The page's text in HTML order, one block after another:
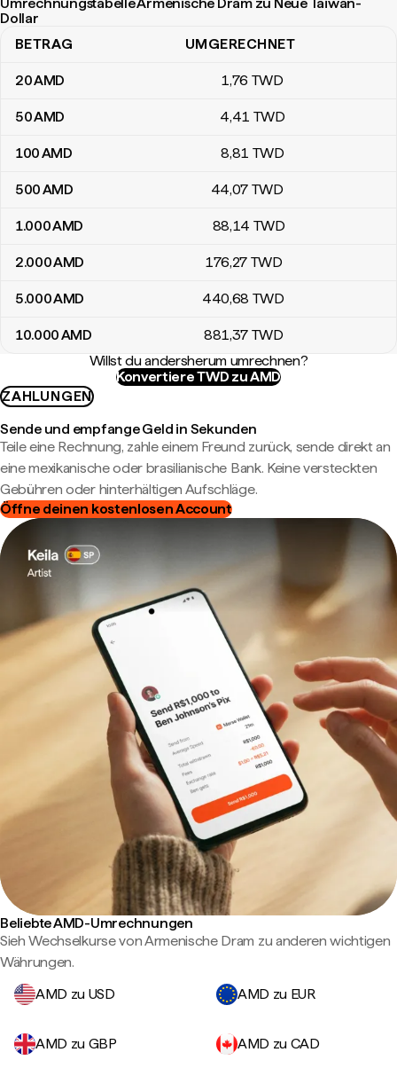
Dollar
Umrechnungstabelle Armenische Dram zu Neue Taiwan-Dollar
BETRAG UMGERECHNET
20AMD 1,76 TWD
50AMD 4,41 TWD
100AMD 8,81 TWD
500AMD 44,07 TWD
1.000AMD 88,14 TWD
2.000AMD 176,27 TWD
5.000AMD 440,68 TWD
10.000AMD 881,37 TWD
Willst du andersherum umrechnen?
Konvertiere TWD zu AMD
ZAHLUNGEN
Sende und empfange Geld in Sekunden
Teile eine Rechnung, zahle einem Freund zurück, sende direkt an
eine mexikanische oder brasilianische Bank. Keine versteckten
Gebühren oder hinterhältigen Aufschläge.
Öffne deinen kostenlosen Account
Beliebte AMD-Umrechnungen
Sieh Wechselkurse von Armenische Dram zu anderen wichtigen
Währungen.
AMD zu USD
AMD zu EUR
AMD zu GBP AMD zu CAD